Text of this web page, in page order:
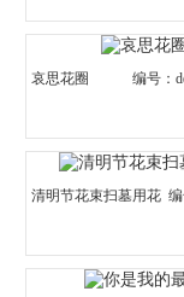
哀思花圈 编号：
清明节花束扫墓用花